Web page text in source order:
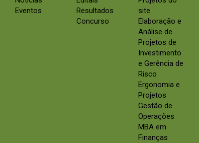
Eventos
Resultados
Concurso
site
Elaboração e
Análise de
Projetos de
Investimento
e Gerência de
Risco
Ergonomia e
Projetos
Gestão de
Operações
MBA em
Finanças